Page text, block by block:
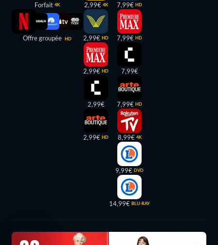
Forfait 4K
Offre groupée HD
2,99€ 4K
2,99€ HD
2,99€ HD
2,99€
2,99€ HD
7,99€ HD
7,99€ HD
7,99€
7,99€ HD
8,99€ 4K
9,99€ DVD
14,99€ BLU-RAY